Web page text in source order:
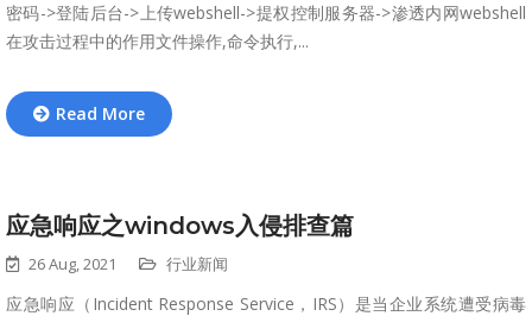
密码->登陆后台->上传webshell->提权控制服务器->渗透内网webshell
在攻击过程中的作用文件操作,命令执行,...
Read More
应急响应之windows入侵排查篇
26 Aug, 2021 行业新闻
应急响应（Incident Response Service，IRS）是当企业系统遭受病毒